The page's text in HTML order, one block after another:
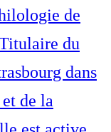
de
du
dans
de la